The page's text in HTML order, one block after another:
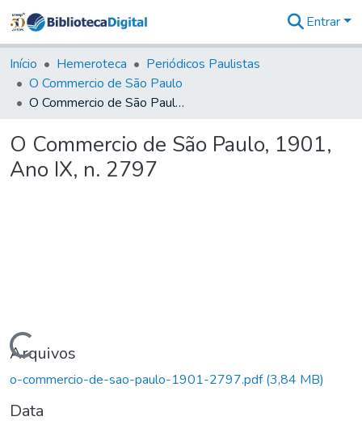
&
Coleções
Tudo na
Biblioteca
Estatísticas
Entrar
Início Hemeroteca
Periódicos Paulistas
O Commercio de São Paulo
O Commercio de São Paulo, 1901, Ano IX, n. 2797
O Commercio de São Paulo, 1901,
Ano IX, n. 2797
Carregando...
Arquivos
o-commercio-de-sao-paulo-1901-2797.pdf(3,84 MB)
Data